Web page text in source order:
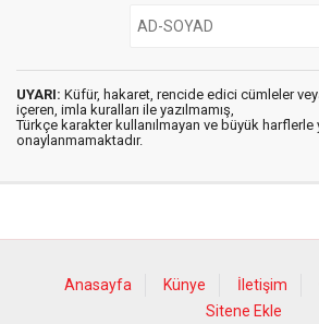
UYARI: Küfür, hakaret, rencide edici cümleler
içeren, imla kuralları ile yazılmamış,
Türkçe karakter kullanılmayan ve büyük harflerle
onaylanmamaktadır.
Anasayfa Künye İletişim
Sitene Ekle